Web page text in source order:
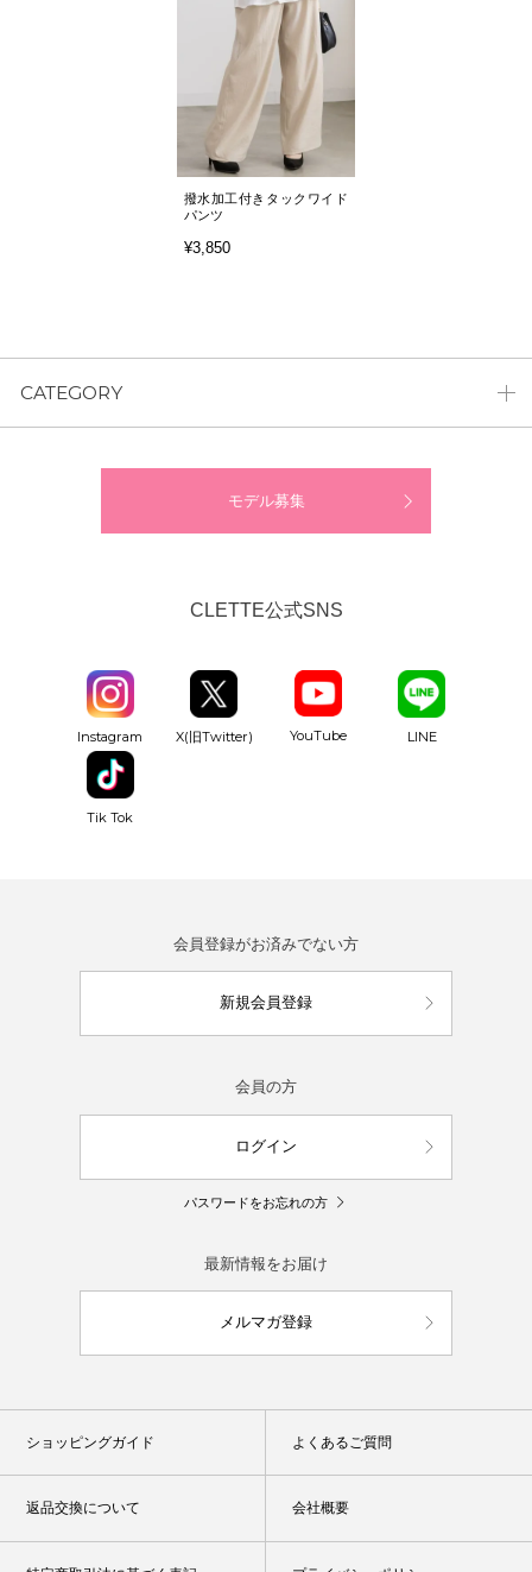
撥水加工付きタックワイド
パンツ
¥3,850
CATEGORY
モデル募集
CLETTE公式SNS
Instagram X(旧Twitter) YouTube LINE
Tik Tok
会員登録がお済みでない方
新規会員登録
会員の方
ログイン
パスワードをお忘れの方
最新情報をお届け
メルマガ登録
ショッピングガイド よくあるご質問
返品交換について 会社概要